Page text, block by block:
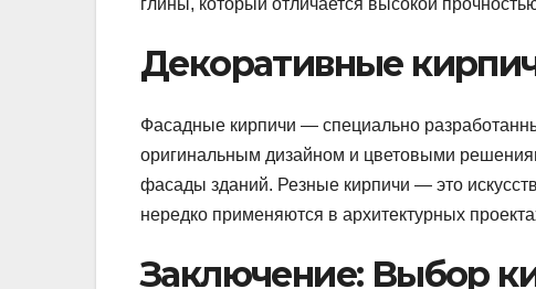
Декоративные
Фасадные кирпичи — специально
оригинальным дизайном и цветовыми
фасады зданий. Резные кирпичи — это
нередко применяются в архитектурных
Заключение: Выбор